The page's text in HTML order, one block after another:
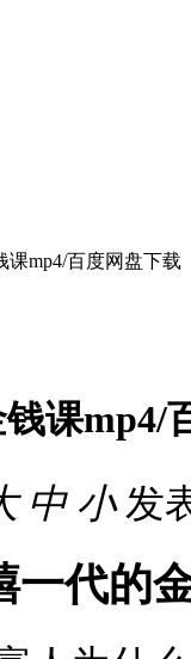
课mp4/百度网盘下载
课mp4/
中 小发
一代的